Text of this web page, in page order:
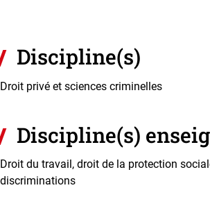
Discipline(s)
Droit privé et sciences criminelles
Discipline(s)
Droit du travail, droit de la protection
discriminations